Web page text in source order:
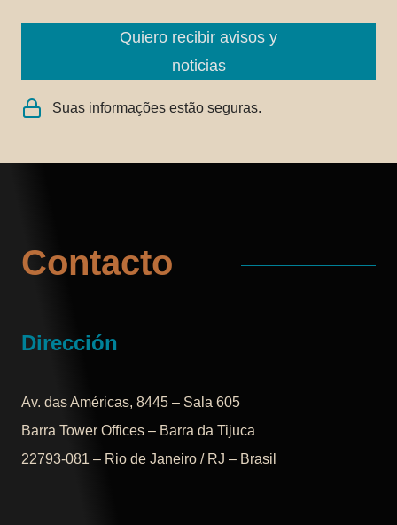
Quiero recibir avisos y
noticias
Suas informações estão seguras.
Contacto
Dirección
Av. das Américas, 8445 – Sala 605
Barra Tower Offices – Barra da Tijuca
22793-081 – Rio de Janeiro / RJ – Brasil